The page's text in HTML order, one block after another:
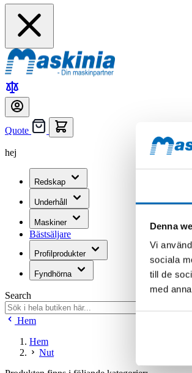
Denna
Vi
sociala
till de
med
Quote
hej
Redskap
Underhåll
Maskiner
Bästsäljare
Profilprodukter
Fyndhörna
Search
Hem
Hem
Nut